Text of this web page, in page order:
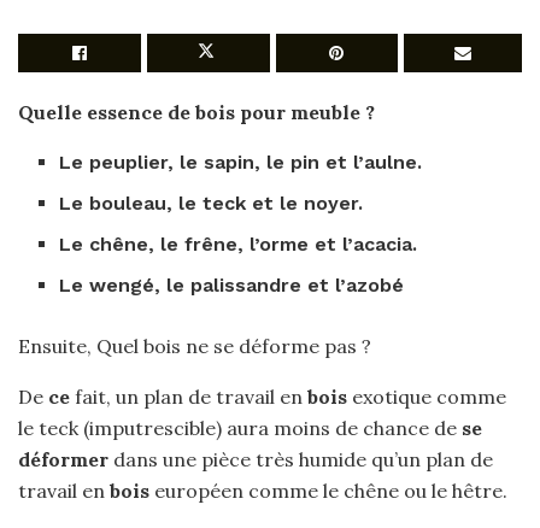
Quelle essence de bois pour meuble ?
Le peuplier, le sapin, le pin et l’aulne.
Le bouleau, le teck et le noyer.
Le chêne, le frêne, l’orme et l’acacia.
Le wengé, le palissandre et l’azobé
Ensuite, Quel bois ne se déforme pas ?
De ce fait, un plan de travail en bois exotique comme
le teck (imputrescible) aura moins de chance de se
déformer dans une pièce très humide qu’un plan de
travail en bois européen comme le chêne ou le hêtre.